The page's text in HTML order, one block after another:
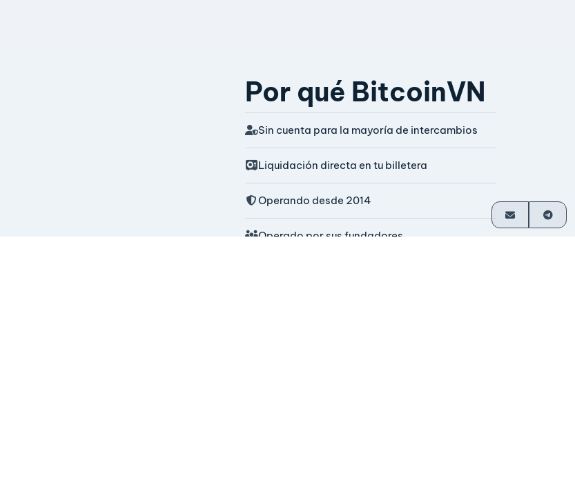
Por qué BitcoinVN
Sin cuenta para la mayoría de intercambios
Liquidación directa en tu billetera
Operando desde 2014
Operado por sus fundadores